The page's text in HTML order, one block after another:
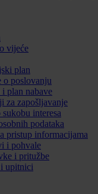
vijeće
plan
o poslovanju
i plan nabave
za zapošljavanje
sukobu interesa
podataka
pristup informacijama
i pohvale
i pritužbe
upitnici